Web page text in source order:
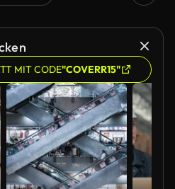
MIT CODE"COVERR15"